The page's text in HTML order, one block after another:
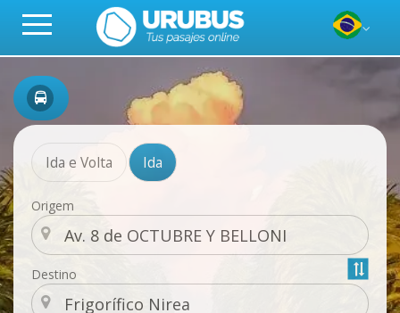
Ida e Volta Ida
Origem
Destino